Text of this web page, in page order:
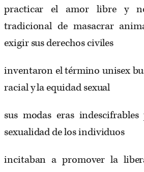
practicar el amor libre y
tradicional de masacrar
exigir sus derechos civiles
inventaron el término unisex
racial y la equidad sexual
sus modas eras
sexualidad de los individuos
incitaban a promover la